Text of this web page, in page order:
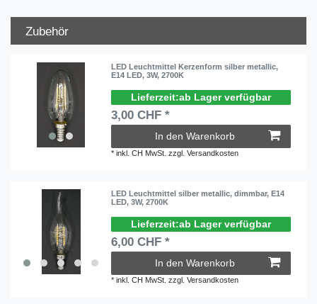
Zubehör
LED Leuchtmittel Kerzenform silber metallic,
E14 LED, 3W, 2700K
ab Lager verfügbar
3,00 CHF *
In den Warenkorb
*inkl. CH MwSt. zzgl.Versandkosten
LED Leuchtmittel silber metallic, dimmbar, E14
LED, 3W, 2700K
ab Lager verfügbar
6,00 CHF *
In den Warenkorb
*inkl. CH MwSt. zzgl.Versandkosten